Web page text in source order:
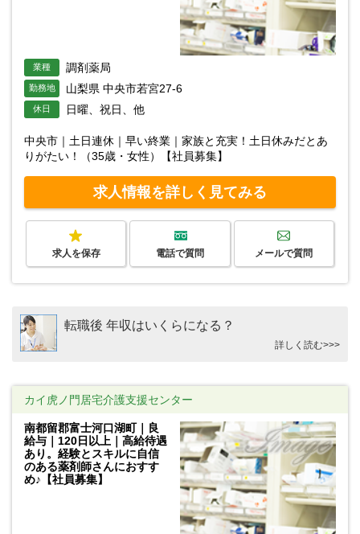
業種 調剤薬局
勤務地 山梨県 中央市若宮27-6
休日 日曜、祝日、他
中央市｜土日連休｜早い終業｜家族と充実！土日休みだとあ
りがたい！（35歳・女性）【社員募集】
求人情報を詳しく見てみる
求人を保存 電話で質問 メールで質問
転職後 年収はいくらになる？
詳しく読む>>>
カイ虎ノ門居宅介護支援センター
南都留郡富士河口湖町｜良
給与｜120日以上｜高給待遇
あり。経験とスキルに自信
のある薬剤師さんにおすす
め♪【社員募集】